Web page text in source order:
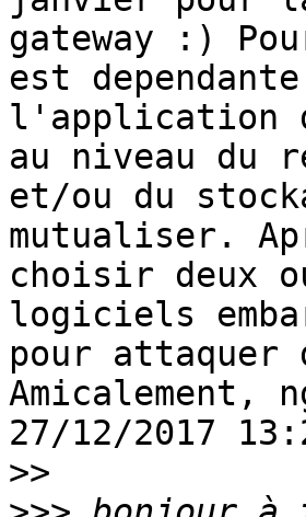
gateway :)
est
l'application
au niveau du
et/ou du
mutualiser.
choisir deux
logiciels
pour attaquer
Amicalement,
27/12/2017
>>